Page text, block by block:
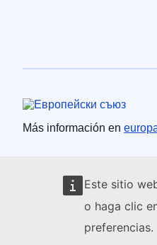
Este sitio
o haga clic
preferencias.
Unión Europea
Más información en